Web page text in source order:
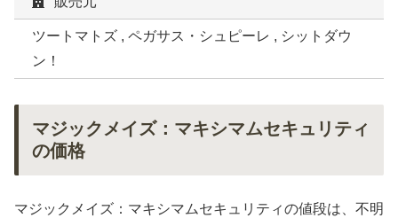
ツートマトズ , ペガサス・シュピーレ , シットダウ
ン！
マジックメイズ：マキシマムセキュリティ
の価格
マジックメイズ：マキシマムセキュリティの値段は、不明